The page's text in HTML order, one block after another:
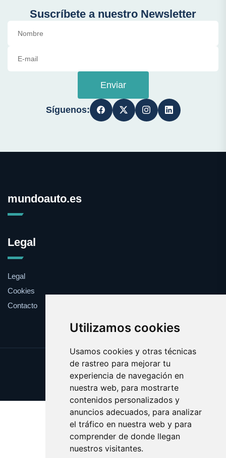
Utilizamos cookies
Usamos cookies y otras técnicas
de rastreo para mejorar tu
experiencia de navegación en
nuestra web, para mostrarte
contenidos personalizados y
anuncios adecuados, para analizar
el tráfico en nuestra web y para
comprender de donde llegan
nuestros visitantes.
Suscríbete a nuestro Newsletter
Enviar
Síguenos:
mundoauto.es
Legal
Legal
Cookies
Contacto
Update cookies preferences
Copyright © 2025 mundoauto.es